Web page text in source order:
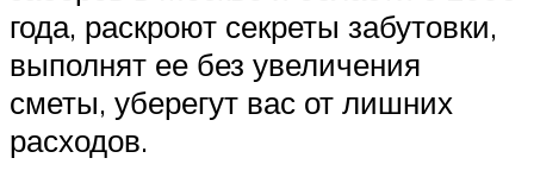
года, раскроют секреты забутовки,
выполнят ее без увеличения
сметы, уберегут вас от лишних
расходов.